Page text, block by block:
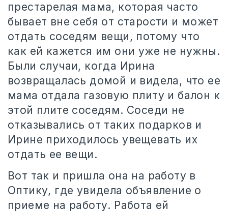
престарелая мама, которая часто
бывает вне себя от старости и может
отдать соседям вещи, потому что
как ей кажется им они уже не нужны.
Были случаи, когда Ирина
возвращалась домой и видела, что ее
мама отдала газовую плиту и балон к
этой плите соседям. Соседи не
отказывались от таких подарков и
Ирине приходилось увещевать их
отдать ее вещи.
Вот так и пришла она на работу в
Оптику, где увидела объявление о
приеме на работу. Работа ей